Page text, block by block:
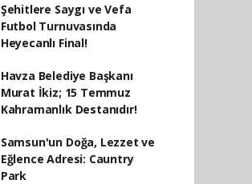
Şehitlere Saygı ve Vefa
Futbol Turnuvasında
Heyecanlı Final!
Havza Belediye Başkanı
Murat İkiz; 15 Temmuz
Kahramanlık Destanıdır!
Samsun'un Doğa, Lezzet ve
Eğlence Adresi: Cauntry
Park